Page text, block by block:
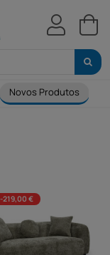
Novos Produtos
219,00 €